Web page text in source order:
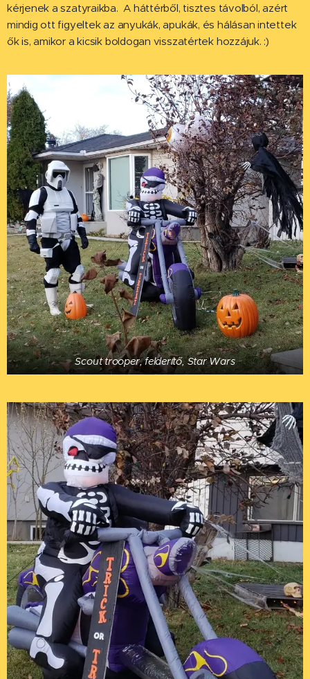
kérjenek a szatyraikba. A háttérből, tisztes távolból, azért
mindig ott figyeltek az anyukák, apukák, és hálásan intettek
ők is, amikor a kicsik boldogan visszatértek hozzájuk. :)
Scout trooper, felderítő, Star Wars